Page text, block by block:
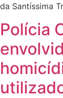
da Santíssima
Polícia